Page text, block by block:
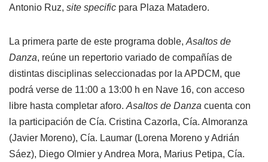
Antonio Ruz, site specific para Plaza Matadero.
La primera parte de este programa doble, Asaltos de
Danza, reúne un repertorio variado de compañías de
distintas disciplinas seleccionadas por la APDCM, que
podrá verse de 11:00 a 13:00 h en Nave 16, con acceso
libre hasta completar aforo. Asaltos de Danza cuenta con
la participación de Cía. Cristina Cazorla, Cía. Almoranza
(Javier Moreno), Cía. Laumar (Lorena Moreno y Adrián
Sáez), Diego Olmier y Andrea Mora, Marius Petipa, Cía.